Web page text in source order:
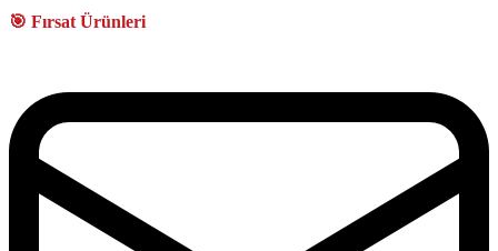
🎯 Fırsat Ürünleri